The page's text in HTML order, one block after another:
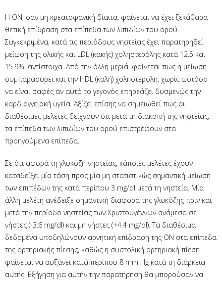
Η ΟΝ, σαν μη κρεατοφαγική δίαιτα, φαίνεται να έχει ξεκάθαρα
θετική επίδραση στα επίπεδα των λιπιδίων του ορού.
Συγκεκριμένα, κατά τις περιόδους νηστείας έχει παρατηρηθεί
μείωση της ολικής και LDL (κακής) χοληστερόλης κατά 12.5 και
15.9%, αντίστοιχα. Από την άλλη μεριά, φαίνεται πως η μείωση
συμπαρασύρει και την HDL (καλή) χοληστερόλη, χωρίς ωστόσο
να είναι σαφές αν αυτό το γεγονός επηρεάζει δυσμενώς την
καρδιαγγειακή υγεία. Αξίζει επίσης να σημειωθεί πως οι
διαθέσιμες μελέτες δείχνουν ότι μετά τη διακοπή της νηστείας,
τα επίπεδα των λιπιδίων του ορού επιστρέφουν στα
προηγούμενα επίπεδα.
Σε ότι αφορά τη γλυκόζη νηστείας, κάποιες μελέτες έχουν
καταδείξει μία τάση προς μία μη στατιστικώς σημαντική μείωση
των επιπέδων της κατά περίπου 3 mg/dl μετά τη νηστεία. Μία
άλλη μελέτη ανέδειξε σημαντική διαφορά της γλυκόζης πριν και
μετά την περίοδο νηστείας των Χριστουγέννων ανάμεσα σε
νήστες (-3.6 mg/dl) και μη νήστες (+4.4 mg/dl). Τα διαθέσιμα
δεδομένα υποδηλώνουν αρνητική επίδραση της ΟΝ στα επίπεδα
της αρτηριακής πίεσης, καθώς η συστολική αρτηριακή πίεση
φαίνεται να αυξάνει κατά περίπου 8 mm Hg κατά τη διάρκεια
αυτής. Εξήγηση για αυτήν την παρατήρηση θα μπορούσαν να